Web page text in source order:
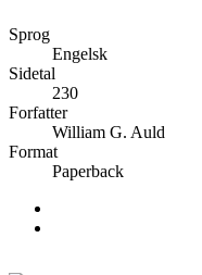
Sprog
Engelsk
Sidetal
230
Forfatter
William G. Auld
Format
Paperback